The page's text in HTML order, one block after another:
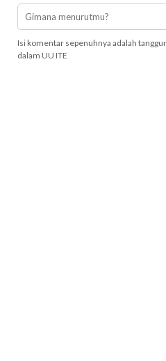
Isi komentar sepenuhnya adalah
dalam UU ITE